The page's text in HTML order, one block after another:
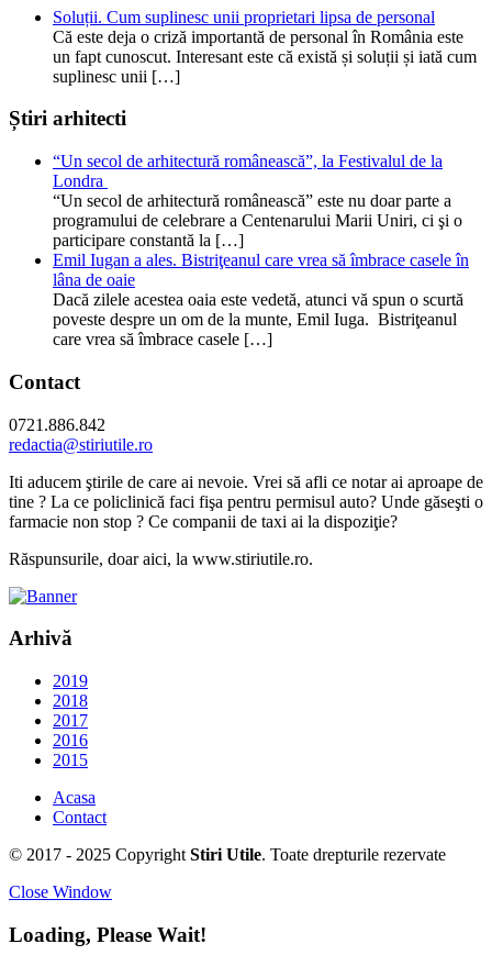
Soluții. Cum suplinesc unii proprietari lipsa de personal
Că este deja o criză importantă de personal în România este
un fapt cunoscut. Interesant este că există și soluții și iată cum
suplinesc unii […]
Știri arhitecti
“Un secol de arhitectură românească”, la Festivalul de la
Londra
“Un secol de arhitectură românească” este nu doar parte a
programului de celebrare a Centenarului Marii Uniri, ci şi o
participare constantă la […]
Emil Iugan a ales. Bistriţeanul care vrea să îmbrace casele în
lâna de oaie
Dacă zilele acestea oaia este vedetă, atunci vă spun o scurtă
poveste despre un om de la munte, Emil Iuga. Bistriţeanul
care vrea să îmbrace casele […]
Contact
0721.886.842
redactia@stiriutile.ro
Iti aducem ştirile de care ai nevoie. Vrei să afli ce notar ai aproape de
tine ? La ce policlinică faci fişa pentru permisul auto? Unde găseşti o
farmacie non stop ? Ce companii de taxi ai la dispoziţie?
Răspunsurile, doar aici, la www.stiriutile.ro.
Arhivă
2019
2018
2017
2016
2015
Acasa
Contact
© 2017 - 2025 Copyright Stiri Utile. Toate drepturile rezervate
Close Window
Loading, Please Wait!